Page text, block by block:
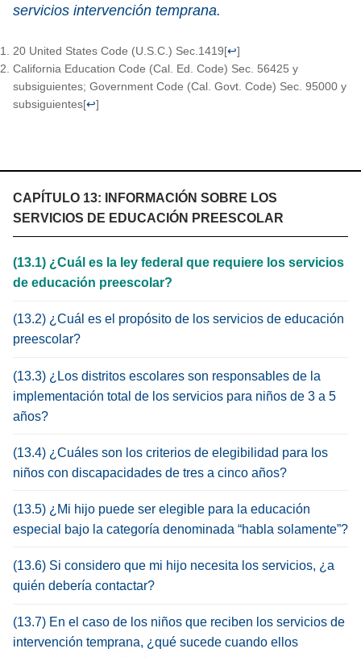
CAPÍTULO 13: INFORMACIÓN SOBRE LOS
SERVICIOS DE EDUCACIÓN PREESCOLAR
(13.1) ¿Cuál es la ley federal que requiere los servicios
de educación preescolar?
(13.2) ¿Cuál es el propósito de los servicios de educación
preescolar?
(13.3) ¿Los distritos escolares son responsables de la
implementación total de los servicios para niños de 3 a 5
años?
(13.4) ¿Cuáles son los criterios de elegibilidad para los
niños con discapacidades de tres a cinco años?
(13.5) ¿Mi hijo puede ser elegible para la educación
especial bajo la categoría denominada “habla solamente”?
(13.6) Si considero que mi hijo necesita los servicios, ¿a
quién debería contactar?
(13.7) En el caso de los niños que reciben los servicios de
intervención temprana, ¿qué sucede cuando ellos
servicios intervención temprana.
20 United States Code (U.S.C.) Sec.1419[↩]
California Education Code (Cal. Ed. Code) Sec. 56425 y
subsiguientes; Government Code (Cal. Govt. Code) Sec. 95000 y
subsiguientes[↩]